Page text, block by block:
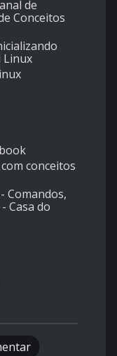
de
Conceitos
Linux
conceitos
Comandos,
Casa do